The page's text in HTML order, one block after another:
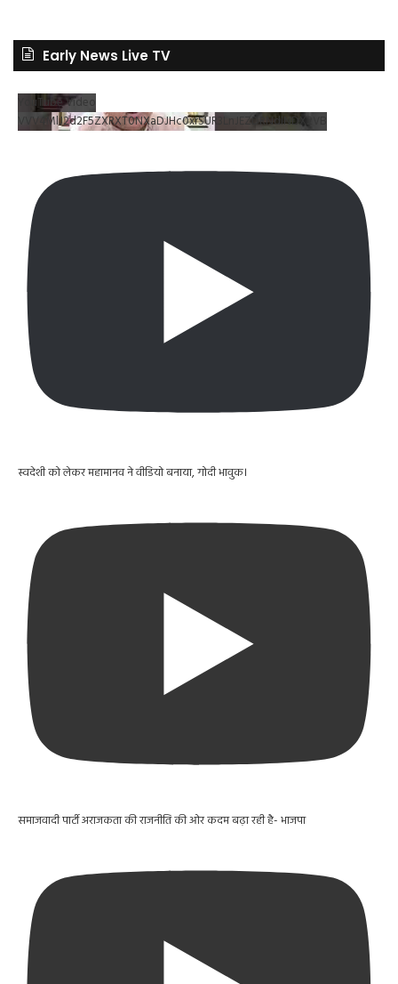
Early News Live TV
YouTube Video
VVV4MlJ2d2F5ZXRXT0NXaDJHc0xrSUR3LnJEZDRNdlNDX2VB
स्वदेशी को लेकर महामानव ने वीडियो बनाया, गोदी भावुक।
समाजवादी पार्टी अराजकता की राजनीति की ओर कदम बढ़ा रही है- भाजपा